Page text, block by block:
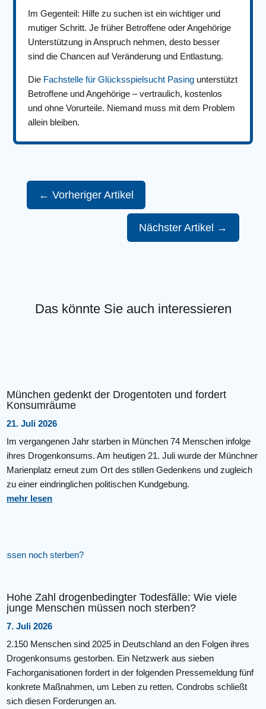
Im Gegenteil: Hilfe zu suchen ist ein wichtiger und
mutiger Schritt. Je früher Betroffene oder Angehörige
Unterstützung in Anspruch nehmen, desto besser
sind die Chancen auf Veränderung und Entlastung.
Die Fachstelle für Glücksspielsucht Pasing unterstützt
Betroffene und Angehörige – vertraulich, kostenlos
und ohne Vorurteile. Niemand muss mit dem Problem
allein bleiben.
← Vorheriger Artikel
Nächster Artikel →
Das könnte Sie auch interessieren
München gedenkt der Drogentoten und fordert
Konsumräume
21. Juli 2026
Im vergangenen Jahr starben in München 74 Menschen infolge
ihres Drogenkonsums. Am heutigen 21. Juli wurde der Münchner
Marienplatz erneut zum Ort des stillen Gedenkens und zugleich
zu einer eindringlichen politischen Kundgebung.
mehr lesen
Hohe Zahl drogenbedingter Todesfälle: Wie viele
junge Menschen müssen noch sterben?
7. Juli 2026
2.150 Menschen sind 2025 in Deutschland an den Folgen ihres
Drogenkonsums gestorben. Ein Netzwerk aus sieben
Fachorganisationen fordert in der folgenden Pressemeldung fünf
konkrete Maßnahmen, um Leben zu retten. Condrobs schließt
sich diesen Forderungen an.